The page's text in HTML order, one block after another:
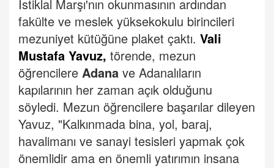
İstiklal Marşı'nın okunmasının ardından
fakülte ve meslek yüksekokulu birincileri
mezuniyet kütüğüne plaket çaktı. Vali
Mustafa Yavuz, törende, mezun
öğrencilere Adana ve Adanalıların
kapılarının her zaman açık olduğunu
söyledi. Mezun öğrencilere başarılar dileyen
Yavuz, "Kalkınmada bina, yol, baraj,
havalimanı ve sanayi tesisleri yapmak çok
önemlidir ama en önemli yatırımın insana